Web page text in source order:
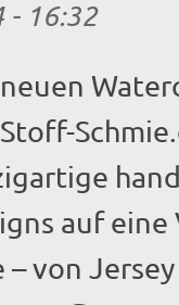
- 16:32
auf eine
von